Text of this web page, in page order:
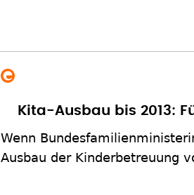
Kita-Ausbau bis 2013:
Wenn
Ausbau der Kinderbetreuung